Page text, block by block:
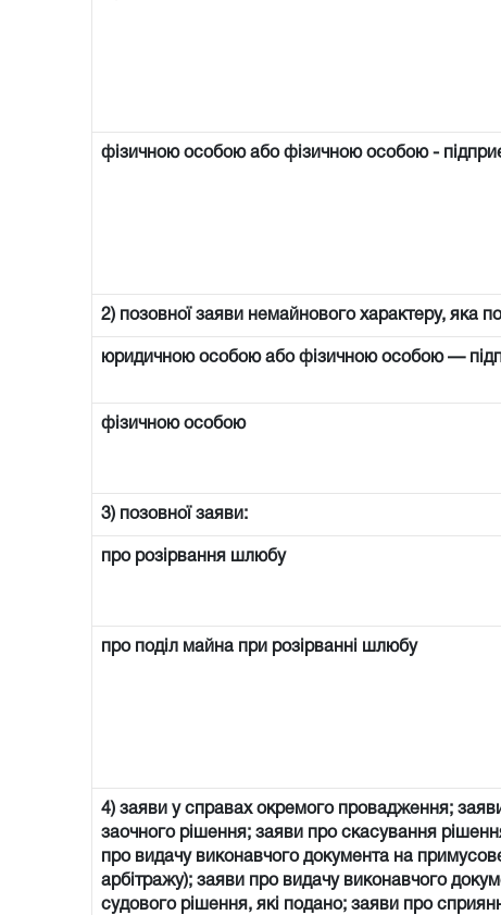
фізичною особою або фізичною особою -
2) позовної заяви немайнового характеру, яка
юридичною особою або фізичною особою —
фізичною особою
3) позовної заяви:
про розірвання шлюбу
про поділ майна при розірванні шлюбу
4) заяви у справах окремого провадження;
заочного рішення; заяви про скасування
про видачу виконавчого документа на
арбітражу); заяви про видачу виконавчого
судового рішення, які подано; заяви про